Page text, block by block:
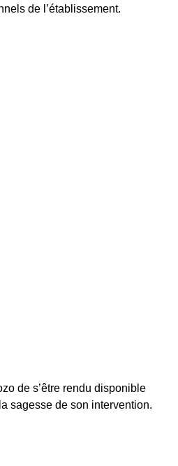
de l’établissement.
de s’être rendu disponible
sagesse de son intervention.